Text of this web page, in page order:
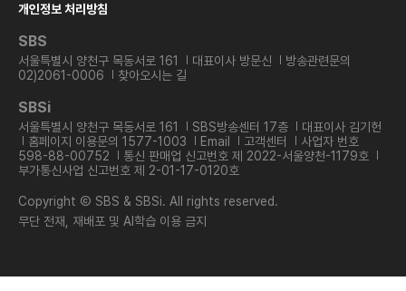
개인정보 처리방침
SBS
서울특별시 양천구 목동서로 161 대표이사 방문신
방송관련문의
02)2061-0006
찾아오시는 길
SBSi
서울특별시 양천구 목동서로 161 SBS방송센터 17층
대표이사 김기헌
홈페이지 이용문의 1577-1003
Email 고객센터
사업자 번호
598-88-00752
통신 판매업 신고번호 제 2022-서울양천-1179호
부가통신사업 신고번호 제 2-01-17-0120호
Copyright Ⓒ SBS & SBSi. All rights reserved.
무단 전재, 재배포 및 AI학습 이용 금지